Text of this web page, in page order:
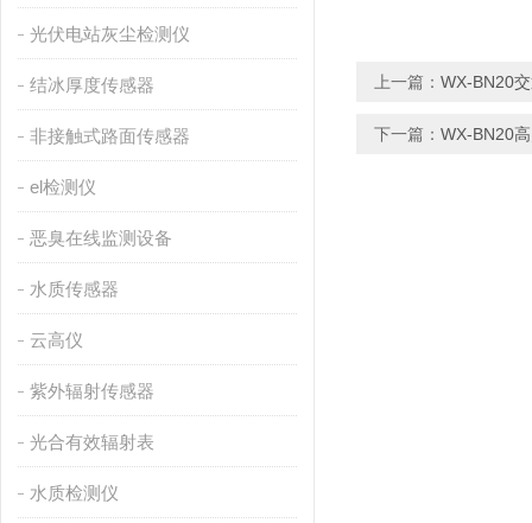
光伏电站灰尘检测仪
结冰厚度传感器
非接触式路面传感器
el检测仪
恶臭在线监测设备
水质传感器
云高仪
紫外辐射传感器
光合有效辐射表
水质检测仪
上一篇： WX-BN20
下一篇： WX-BN20